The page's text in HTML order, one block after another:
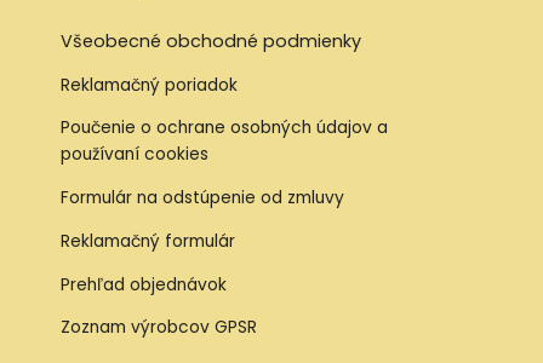
Všeobecné obchodné podmienky
Reklamačný poriadok
Poučenie o ochrane osobných údajov a
používaní cookies
Formulár na odstúpenie od zmluvy
Reklamačný formulár
Prehľad objednávok
Zoznam výrobcov GPSR